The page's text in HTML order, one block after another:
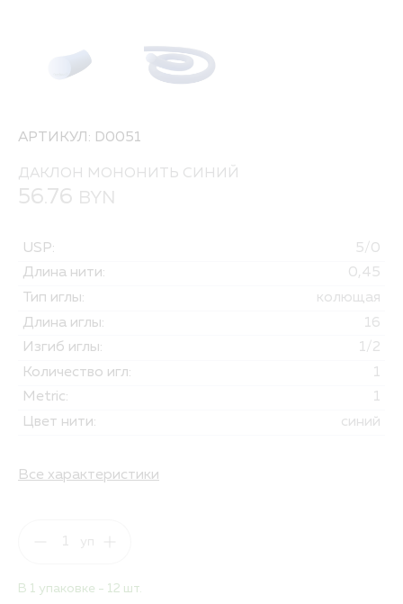
АРТИКУЛ: D0051
ДАКЛОН МОНОНИТЬ СИНИЙ
56.76 BYN
USP:
5/0
Длина нити:
0,45
Тип иглы:
колющая
Длина иглы:
16
Изгиб иглы:
1/2
Количество игл:
1
Metric:
1
Цвет нити:
синий
Все характеристики
В 1 упаковке - 12 шт.